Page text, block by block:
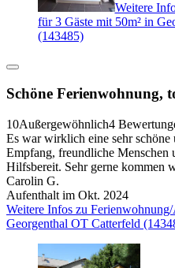
Weitere
für 3 Gäste mit 50m² in
(143485)
Schöne Ferienwohnung,
10Außergewöhnlich4
Es war wirklich eine sehr
Empfang, freundliche Menschen
Hilfsbereit. Sehr gerne kommen
Carolin G.
Aufenthalt im Okt. 2024
Weitere Infos zu
Georgenthal OT Catterfeld